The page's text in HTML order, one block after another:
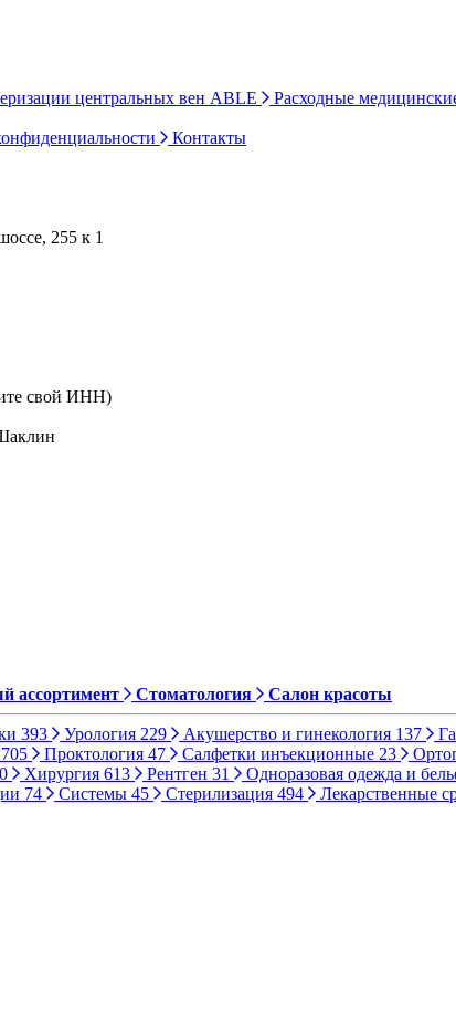
центральных вен ABLE Расходные
Контакты
255 к 1
свой ИНН)
ассортимент Стоматология Салон красоты
393 Урология 229 Акушерство и гинекология 137
705 Проктология 47 Салфетки инъекционные 23
Хирургия 613 Рентген 31 Одноразовая одежда и
74 Системы 45 Стерилизация 494 Лекарственные